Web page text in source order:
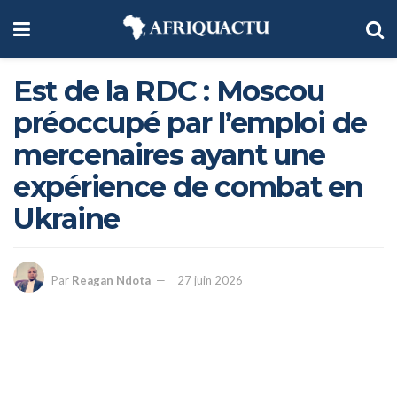
Est de la RDC : Moscou
préoccupé par l’emploi de
mercenaires ayant une
expérience de combat en
Ukraine
Par Reagan Ndota 27 juin 2026